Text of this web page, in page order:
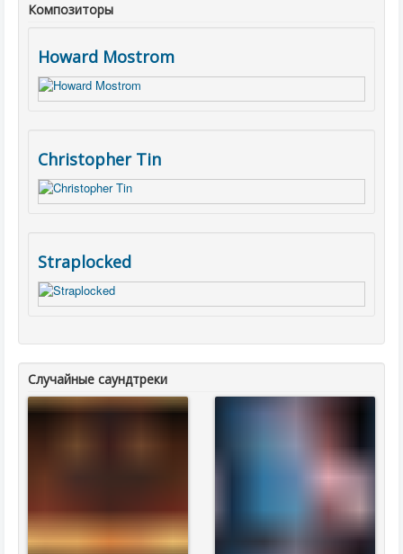
Композиторы
Howard Mostrom
Christopher Tin
Straplocked
Случайные саундтреки